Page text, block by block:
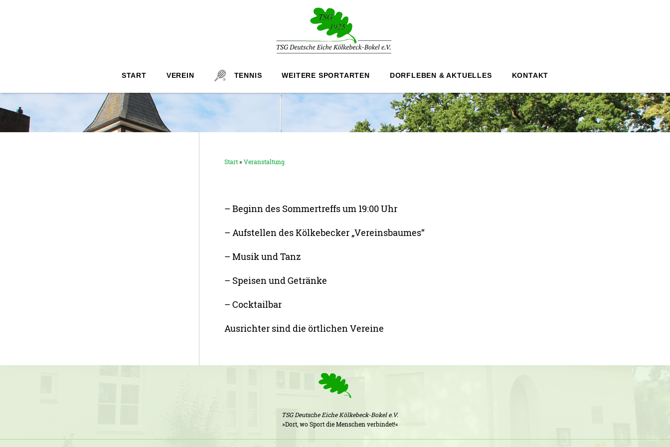
START VEREIN TENNIS WEITERE SPORTARTEN DORFLEBEN & AKTUELLES KONTAKT
Start»Veranstaltung
– Beginn des Sommertreffs um 19:00 Uhr
– Aufstellen des Kölkebecker „Vereinsbaumes“
– Musik und Tanz
– Speisen und Getränke
– Cocktailbar
Ausrichter sind die örtlichen Vereine
TSG Deutsche Eiche Kölkebeck-Bokel e.V.
»Dort, wo Sport die Menschen verbindet!«